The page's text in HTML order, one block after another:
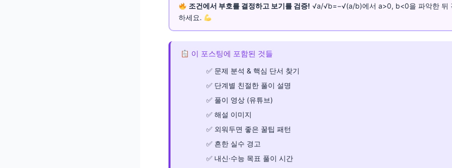
조건에서 부호를 결정하고 보기를 검증! √a/√b=−√(a/b)에서 a>0, b<0을 파악한 뒤
하세요.
이 포스팅에 포함된 것들
문제 분석 & 핵심 단서 찾기
단계별 친절한 풀이 설명
풀이 영상 (유튜브)
해설 이미지
외워두면 좋은 꿀팁 패턴
흔한 실수 경고
내신·수능 목표 풀이 시간